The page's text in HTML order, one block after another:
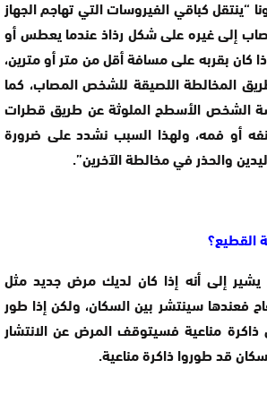
كباقي الفيروسات التي تهاجم الجهاز
إلى غيره على شكل رذاذ عندما يعطس أو
كان بقربه على مسافة أقل من متر أو مترين،
المخالطة اللصيقة للشخص المصاب، كما
الشخص الأسطح الملوثة عن طريق قطرات
أو فمه، ولهذا السبب نشدد على ضرورة
والحذر في مخالطة الآخرين”.
إلى أنه إذا كان لديك مرض جديد مثل
له لقاح فعندها سينتشر بين السكان، ولكن إذا طور
مناعية فسيتوقف المرض عن الانتشار
قد طوروا ذاكرة مناعية.